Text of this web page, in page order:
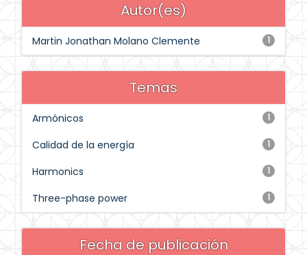
Autor(es)
1
Martin Jonathan Molano Clemente
Temas
1
Armónicos
1
Calidad de la energía
1
Harmonics
1
Three-phase power
Fecha de publicación